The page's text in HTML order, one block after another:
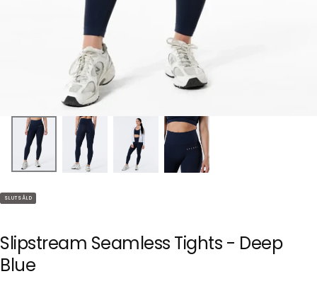
SLUTSÅLD
Slipstream Seamless Tights - Deep
Blue